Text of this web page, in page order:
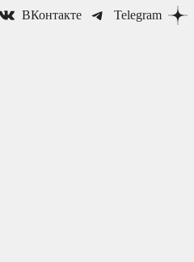
ВКонтакте Telegram